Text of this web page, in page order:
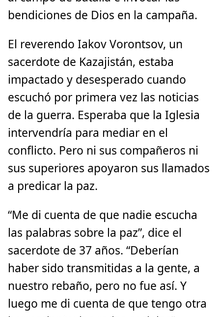
bendiciones de Dios en la campaña.
El reverendo Iakov Vorontsov, un
sacerdote de Kazajistán, estaba
impactado y desesperado cuando
escuchó por primera vez las noticias
de la guerra. Esperaba que la Iglesia
intervendría para mediar en el
conflicto. Pero ni sus compañeros ni
sus superiores apoyaron sus llamados
a predicar la paz.
“Me di cuenta de que nadie escucha
las palabras sobre la paz”, dice el
sacerdote de 37 años. “Deberían
haber sido transmitidas a la gente, a
nuestro rebaño, pero no fue así. Y
luego me di cuenta de que tengo otra